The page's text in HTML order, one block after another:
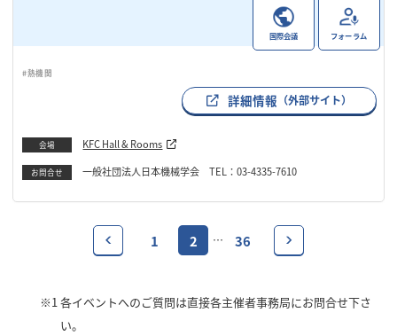
国際会議 フォーラム
#熱機関
詳細情報 （外部サイト）
会場 KFC Hall & Rooms
お問合せ 一般社団法人日本機械学会 TEL：03-4335-7610
1 2 … 36
※1各イベントへのご質問は直接各主催者事務局にお問合せ下さ
い。